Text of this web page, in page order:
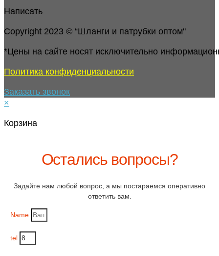
Написать
Copyright 2023 © “Шланги и патрубки оптом"
*Цены на сайте носят исключительно
Политика конфиденциальности
Заказать звонок
×
Корзина
Остались вопросы?
Задайте нам любой вопрос, а мы постараемся оперативно
ответить вам.
Name
tel